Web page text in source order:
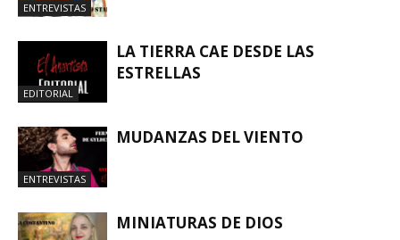
ENTREVISTAS
EDITORIAL
LA TIERRA CAE DESDE LAS
ESTRELLAS
ENTREVISTAS
MUDANZAS DEL VIENTO
MINIATURAS DE DIOS